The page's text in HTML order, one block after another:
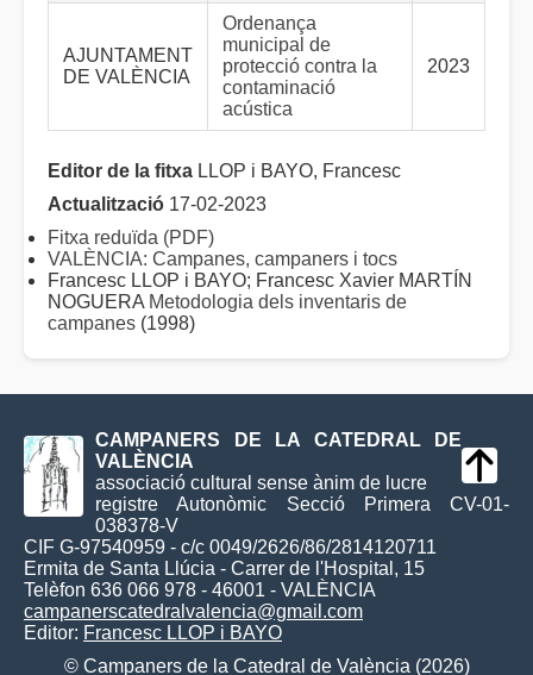
AJUNTAMENT
DE VALÈNCIA
Ordenança
municipal de
protecció contra la
contaminació
acústica
2023
Editor de la fitxa LLOP i BAYO, Francesc
Actualització 17-02-2023
Fitxa reduïda (PDF)
VALÈNCIA: Campanes, campaners i tocs
Francesc LLOP i BAYO; Francesc Xavier MARTÍN
NOGUERA Metodologia dels inventaris de
campanes (1998)
CAMPANERS DE LA CATEDRAL DE
VALÈNCIA
associació cultural sense ànim de lucre
registre Autonòmic Secció Primera CV-01-
038378-V
CIF G-97540959 - c/c 0049/2626/86/2814120711
Ermita de Santa Llúcia - Carrer de l'Hospital, 15
Telèfon 636 066 978 - 46001 - VALÈNCIA
campanerscatedralvalencia@gmail.com
Editor: Francesc LLOP i BAYO
© Campaners de la Catedral de València (2026)